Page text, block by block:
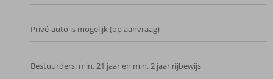
Privé‑auto is mogelijk (op aanvraag)
Bestuurders: min. 21 jaar en min. 2 jaar rijbewijs